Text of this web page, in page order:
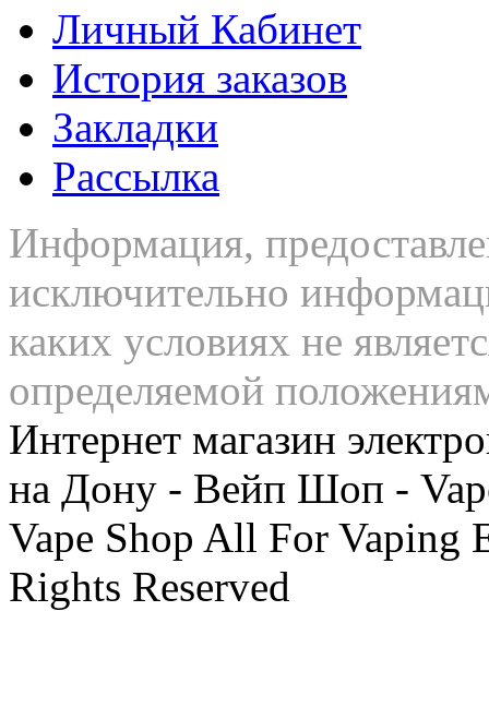
Личный Кабинет
История заказов
Закладки
Рассылка
Информация,
исключительно
каких условиях не
определяемой
Интернет магазин
на Дону - Вейп Шоп -
Vape Shop All For Vaping
Rights Reserved